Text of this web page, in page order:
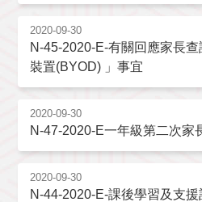
2020-09-30
N-45-2020-E-有關回應家長
裝置(BYOD) 」事宜
2020-09-30
N-47-2020-E一年級第二次家
2020-09-30
N-44-2020-E-課後學習及支